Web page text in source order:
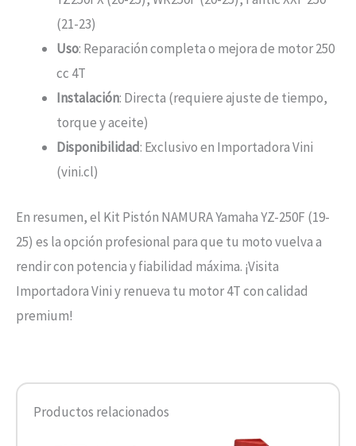
(21-23)
Uso: Reparación completa o mejora de motor 250
cc 4T
Instalación: Directa (requiere ajuste de tiempo,
torque y aceite)
Disponibilidad: Exclusivo en Importadora Vini
(vini.cl)
En resumen, el Kit Pistón NAMURA Yamaha YZ-250F (19-
25) es la opción profesional para que tu moto vuelva a
rendir con potencia y fiabilidad máxima. ¡Visita
Importadora Vini y renueva tu motor 4T con calidad
premium!
Productos relacionados